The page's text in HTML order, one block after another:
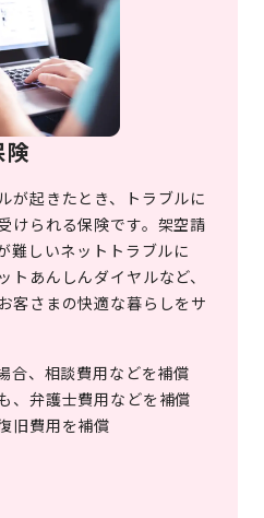
険
が起きたとき、トラブルに
けられる保険です。架空請
難しいネットトラブルに
あんしんダイヤルなど、
客さまの快適な暮らしをサ
合、相談費用などを補償
、弁護士費用などを補償
旧費用を補償